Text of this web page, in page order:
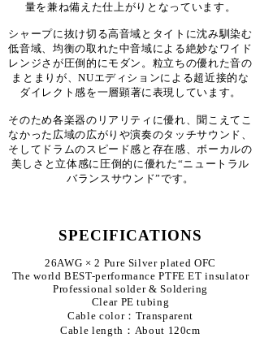
量を兼ね備えた仕上がりとなっています。
シャープに抜け切る高音域とタイトに沈み馴染む
低音域、均衡の取れた中音域による絶妙なワイド
レンジさが圧倒的にモダン。粒立ちの優れた音の
まとまりが、NUエディションによる超近接的な
ダイレクト感を一層顕著に表現しています。
​そのため各楽器のリアリティに優れ、聞こえてこ
なかった広域の広がりや演奏のタッチサウンド、
そしてドラムのスピード感と存在感、ボーカルの
美しさと立体感に圧倒的に優れた“ニュートラル
バランスサウンド”です。
SPECIFICATIONS
26AWG × 2 Pure Silver plated OFC
The world BEST-performance PTFE ET insulator
Professional solder & Soldering
Clear PE tubing
Cable color：Transparent
Cable length：About 120cm